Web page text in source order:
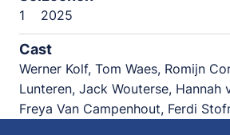
1 2025
Cast
Werner Kolf, Tom Waes, Romijn
Lunteren, Jack Wouterse, Hannah
Freya Van Campenhout, Ferdi